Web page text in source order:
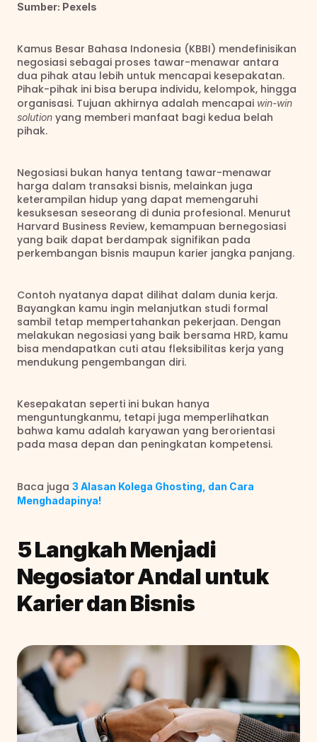
Sumber: Pexels
Kamus Besar Bahasa Indonesia (KBBI) mendefinisikan
negosiasi sebagai proses tawar-menawar antara
dua pihak atau lebih untuk mencapai kesepakatan.
Pihak-pihak ini bisa berupa individu, kelompok, hingga
organisasi. Tujuan akhirnya adalah mencapai win-win
solution yang memberi manfaat bagi kedua belah
pihak.
Negosiasi bukan hanya tentang tawar-menawar
harga dalam transaksi bisnis, melainkan juga
keterampilan hidup yang dapat memengaruhi
kesuksesan seseorang di dunia profesional. Menurut
Harvard Business Review, kemampuan bernegosiasi
yang baik dapat berdampak signifikan pada
perkembangan bisnis maupun karier jangka panjang.
Contoh nyatanya dapat dilihat dalam dunia kerja.
Bayangkan kamu ingin melanjutkan studi formal
sambil tetap mempertahankan pekerjaan. Dengan
melakukan negosiasi yang baik bersama HRD, kamu
bisa mendapatkan cuti atau fleksibilitas kerja yang
mendukung pengembangan diri.
Kesepakatan seperti ini bukan hanya
menguntungkanmu, tetapi juga memperlihatkan
bahwa kamu adalah karyawan yang berorientasi
pada masa depan dan peningkatan kompetensi.
Baca juga 3 Alasan Kolega Ghosting, dan Cara
Menghadapinya!
5 Langkah Menjadi
Negosiator Andal untuk
Karier dan Bisnis